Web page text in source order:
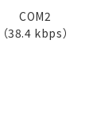
COM2
（38.4 kbps）